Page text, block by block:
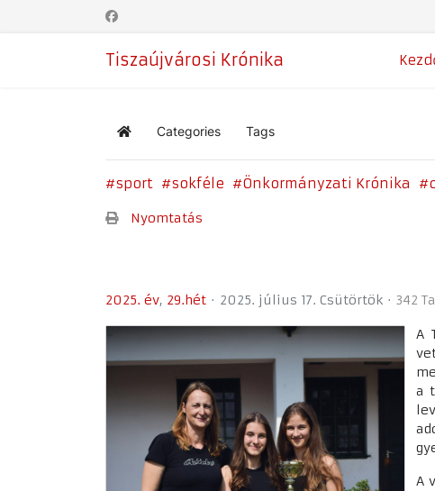
Tiszaújvárosi Krónika
Home Categories Tags
sport sokféle Önkormányzati Krónika
Nyomtatás
2025. év 29.hét 2025. július 17. Csütörtök 342
A
a
A